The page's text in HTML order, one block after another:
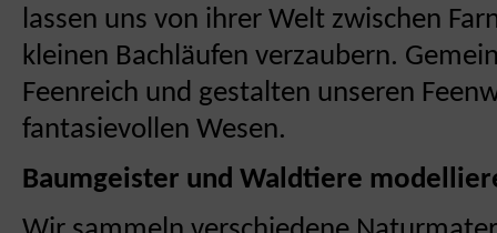
lassen uns von ihrer Welt zwischen
kleinen Bachläufen verzaubern.
Feenreich und gestalten unseren
fantasievollen Wesen.
Baumgeister und Waldtiere